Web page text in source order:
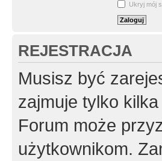
Ukryj mój
REJESTRACJA
Musisz być
zajmuje tylko
Forum może
użytkownikom.